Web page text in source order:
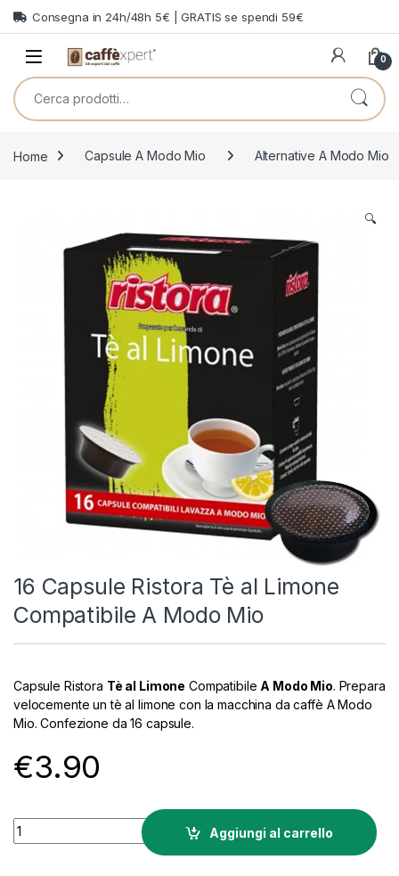
Skip to navigation
Skip to content
Consegna in 24h/48h 5€ | GRATIS se spendi 59€
0
Cerca:
Home Capsule A Modo Mio Alternative A Modo Mio
🔍
16 Capsule Ristora Tè al Limone
Compatibile A Modo Mio
Capsule Ristora Tè al Limone Compatibile A Modo Mio. Prepara
velocemente un tè al limone con la macchina da caffè A Modo
Mio. Confezione da 16 capsule.
€3.90
16 Capsule Ristora Tè al Limone Compatibile A Modo Mio
Aggiungi al carrello